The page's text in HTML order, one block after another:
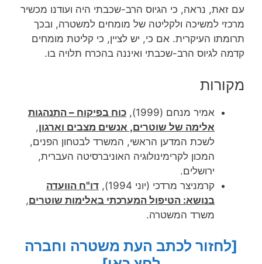
עם זאת, נראה, כי הגיוס הרב-שכבתי היה ועודנו מכשיר
מרכזי למשיכה ולקליטה של מומחים למשטרה, ובכך
תרומתו העיקרית. אם כי, יש לציין, כי קליטת מומחים
קדמה לגיוס הרב-שכבתי ואיננה בהכרח תלויה בו.
מקורות
אמיר מנחם (1999), כוח בפיקוח – התנהגות
אלימה של שוטרים, אנשים מצבים וארגון,
לשכת המדען הראשי, המשרד לבטחון הפנים,
המכון לקרימינולוגיה האוניברסיטה העברית,
ירושלים.
קרמניצר מרדכי (יוני 1994),
דו"ח הוועדה
בנושא: הטיפול המערכתי באלימות שוטרים,
משרד המשטרה.
[לחזור לכתב העת משטרה וחברה